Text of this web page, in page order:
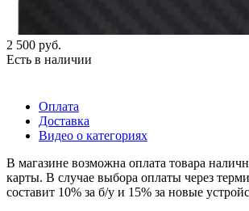
2 500 руб.
Есть в наличии
Оплата
Доставка
Видео о категориях
В магазине возможна оплата товара
карты. В случае выбора оплаты через
составит 10% за б/у и 15% за новые